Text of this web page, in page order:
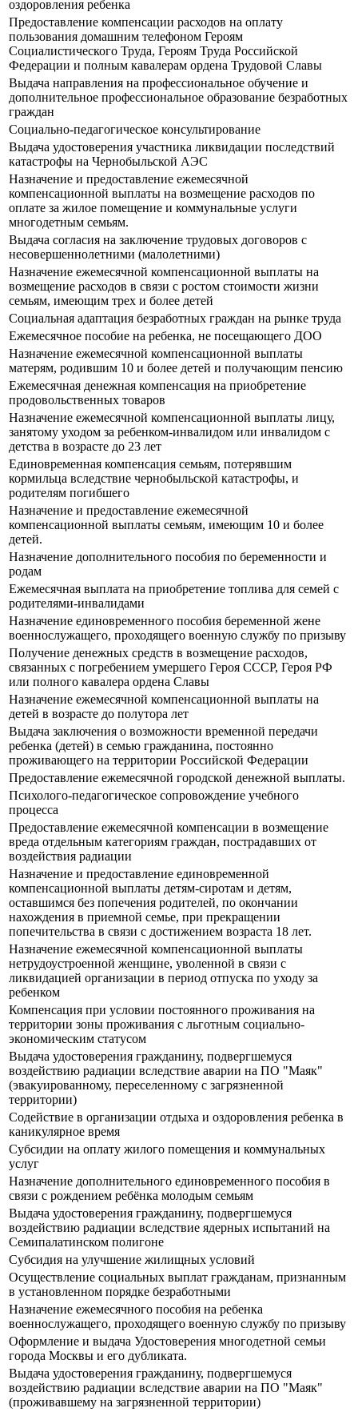
оздоровления ребенка
Предоставление компенсации расходов на оплату
пользования домашним телефоном Героям
Социалистического Труда, Героям Труда Российской
Федерации и полным кавалерам ордена Трудовой Славы
Выдача направления на профессиональное обучение и
дополнительное профессиональное образование безработных
граждан
Социально-педагогическое консультирование
Выдача удостоверения участника ликвидации последствий
катастрофы на Чернобыльской АЭС
Назначение и предоставление ежемесячной
компенсационной выплаты на возмещение расходов по
оплате за жилое помещение и коммунальные услуги
многодетным семьям.
Выдача согласия на заключение трудовых договоров с
несовершеннолетними (малолетними)
Назначение ежемесячной компенсационной выплаты на
возмещение расходов в связи с ростом стоимости жизни
семьям, имеющим трех и более детей
Социальная адаптация безработных граждан на рынке труда
Ежемесячное пособие на ребенка, не посещающего ДОО
Назначение ежемесячной компенсационной выплаты
матерям, родившим 10 и более детей и получающим пенсию
Ежемесячная денежная компенсация на приобретение
продовольственных товаров
Назначение ежемесячной компенсационной выплаты лицу,
занятому уходом за ребенком-инвалидом или инвалидом с
детства в возрасте до 23 лет
Единовременная компенсация семьям, потерявшим
кормильца вследствие чернобыльской катастрофы, и
родителям погибшего
Назначение и предоставление ежемесячной
компенсационной выплаты семьям, имеющим 10 и более
детей.
Назначение дополнительного пособия по беременности и
родам
Ежемесячная выплата на приобретение топлива для семей с
родителями-инвалидами
Назначение единовременного пособия беременной жене
военнослужащего, проходящего военную службу по призыву
Получение денежных средств в возмещение расходов,
связанных с погребением умершего Героя СССР, Героя РФ
или полного кавалера ордена Славы
Назначение ежемесячной компенсационной выплаты на
детей в возрасте до полутора лет
Выдача заключения о возможности временной передачи
ребенка (детей) в семью гражданина, постоянно
проживающего на территории Российской Федерации
Предоставление ежемесячной городской денежной выплаты.
Психолого-педагогическое сопровождение учебного
процесса
Предоставление ежемесячной компенсации в возмещение
вреда отдельным категориям граждан, пострадавших от
воздействия радиации
Назначение и предоставление единовременной
компенсационной выплаты детям-сиротам и детям,
оставшимся без попечения родителей, по окончании
нахождения в приемной семье, при прекращении
попечительства в связи с достижением возраста 18 лет.
Назначение ежемесячной компенсационной выплаты
нетрудоустроенной женщине, уволенной в связи с
ликвидацией организации в период отпуска по уходу за
ребенком
Компенсация при условии постоянного проживания на
территории зоны проживания с льготным социально-
экономическим статусом
Выдача удостоверения гражданину, подвергшемуся
воздействию радиации вследствие аварии на ПО "Маяк"
(эвакуированному, переселенному с загрязненной
территории)
Содействие в организации отдыха и оздоровления ребенка в
каникулярное время
Субсидии на оплату жилого помещения и коммунальных
услуг
Назначение дополнительного единовременного пособия в
связи с рождением ребёнка молодым семьям
Выдача удостоверения гражданину, подвергшемуся
воздействию радиации вследствие ядерных испытаний на
Семипалатинском полигоне
Субсидия на улучшение жилищных условий
Осуществление социальных выплат гражданам, признанным
в установленном порядке безработными
Назначение ежемесячного пособия на ребенка
военнослужащего, проходящего военную службу по призыву
Оформление и выдача Удостоверения многодетной семьи
города Москвы и его дубликата.
Выдача удостоверения гражданину, подвергшемуся
воздействию радиации вследствие аварии на ПО "Маяк"
(проживавшему на загрязненной территории)